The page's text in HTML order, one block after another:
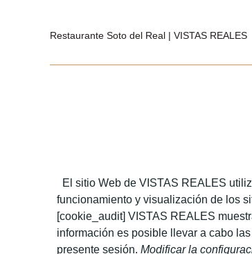
Restaurante Soto del Real | VISTAS REALES
El sitio Web de VISTAS REALES
funcionamiento y visualización de los
[cookie_audit] VISTAS REALES
información es posible llevar a cabo
presente sesión. Modificar la